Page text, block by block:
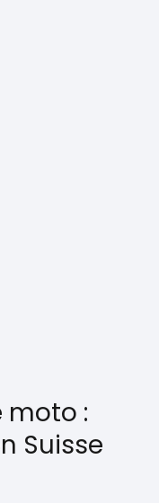
moto :
Suisse